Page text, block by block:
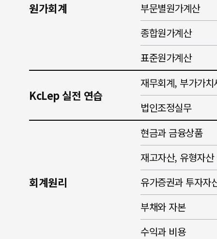
원가회계
부문별원가계산
종합원가계산
표준원가계산
KcLep 실전 연습
재무회계, 부가가
법인조정실무
회계원리
현금과 금융상품
재고자산, 유형자산
유가증권과 투자자
부채와 자본
수익과 비용